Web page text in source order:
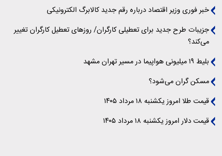
خبر فوری وزیر اقتصاد درباره رقم جدید کالابرگ الکترونیکی
جزیبات طرح جدید برای تعطیلی کارگران/ روزهای تعطیل کارگران تغییر
می‌کند؟
بلیط ۱۹ میلیونی هواپیما در مسیر تهران مشهد‌
مسکن گران می‌شود؟
قیمت طلا امروز یکشنبه ۱۸ مرداد ۱۴۰۵
قیمت دلار امروز یکشنبه ۱۸ مرداد ۱۴۰۵